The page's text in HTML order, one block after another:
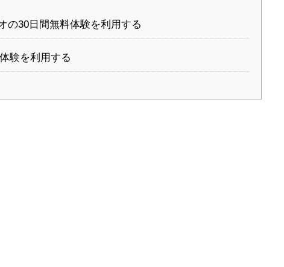
の30日間無料体験を利用する
験を利用する